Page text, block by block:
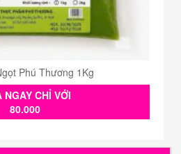
Phú Thương 1Kg
NGAY CHỈ VỚI
80.000